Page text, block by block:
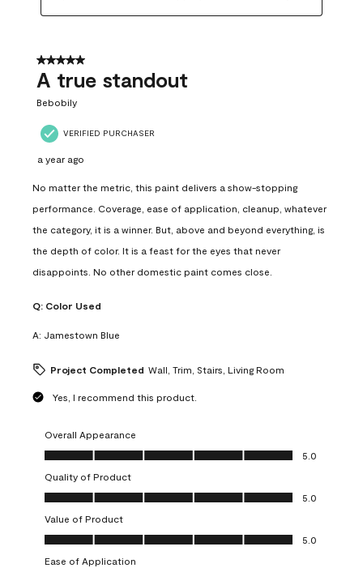
5 out of 5 stars.
A true standout
Bebobily
VERIFIED PURCHASER
a year ago
No matter the metric, this paint delivers a show-stopping
performance. Coverage, ease of application, cleanup, whatever
the category, it is a winner. But, above and beyond everything, is
the depth of color. It is a feast for the eyes that never
disappoints. No other domestic paint comes close.
Q: Color Used
A: Jamestown Blue
Project Completed Wall, Trim, Stairs, Living Room
Yes, I recommend this product.
Overall Appearance
Overall Appearance, 5.0 out of 5
5.0
Quality of Product
Quality of Product, 5.0 out of 5
5.0
Value of Product
Value of Product, 5.0 out of 5
5.0
Ease of Application